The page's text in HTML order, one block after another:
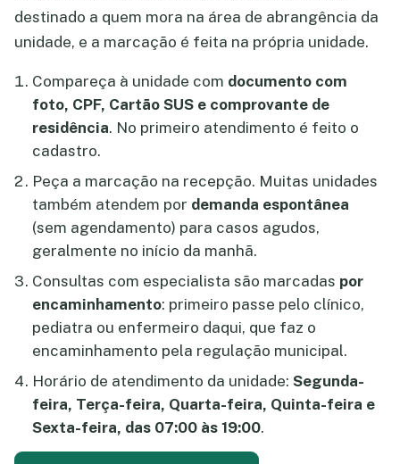
destinado a quem mora na área de abrangência da
unidade, e a marcação é feita na própria unidade.
Compareça à unidade com documento com
foto, CPF, Cartão SUS e comprovante de
residência. No primeiro atendimento é feito o
cadastro.
Peça a marcação na recepção. Muitas unidades
também atendem por demanda espontânea
(sem agendamento) para casos agudos,
geralmente no início da manhã.
Consultas com especialista são marcadas por
encaminhamento: primeiro passe pelo clínico,
pediatra ou enfermeiro daqui, que faz o
encaminhamento pela regulação municipal.
Horário de atendimento da unidade: Segunda-
feira, Terça-feira, Quarta-feira, Quinta-feira e
Sexta-feira, das 07:00 às 19:00.